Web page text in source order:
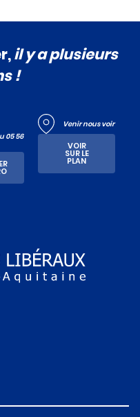
il y a plusieurs
!
05 56
Venir nous voir
VOIR
SUR LE
PLAN